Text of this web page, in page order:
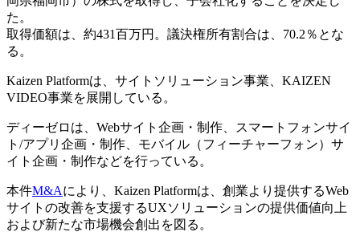
た。
取得価額は、約431百万円。議決権所有割合は、70.2％とな
る。
Kaizen Platformは、サイトソリューション事業、KAIZEN
VIDEO事業を展開している。
ディーゼロは、Webサイト企画・制作、スマートフォンサイ
ト/アプリ企画・制作、モバイル（フィーチャーフォン）サ
イト企画・制作などを行っている。
本件M&Aにより、Kaizen Platformは、創業より提供するWeb
サイトの改善を支援するUXソリューションの提供価値向上
および新たな市場機会創出を図る。